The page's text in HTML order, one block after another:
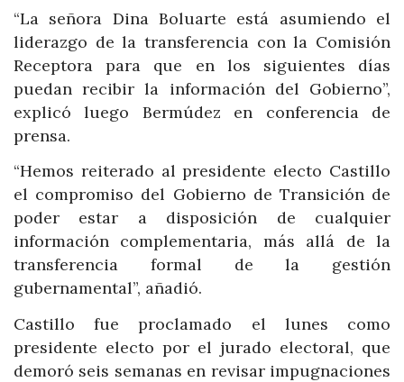
“La señora Dina Boluarte está asumiendo el
liderazgo de la transferencia con la Comisión
Receptora para que en los siguientes días
puedan recibir la información del Gobierno”,
explicó luego Bermúdez en conferencia de
prensa.
“Hemos reiterado al presidente electo Castillo
el compromiso del Gobierno de Transición de
poder estar a disposición de cualquier
información complementaria, más allá de la
transferencia formal de la gestión
gubernamental”, añadió.
Castillo fue proclamado el lunes como
presidente electo por el jurado electoral, que
demoró seis semanas en revisar impugnaciones